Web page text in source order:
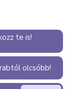
te is!
olcsóbb!